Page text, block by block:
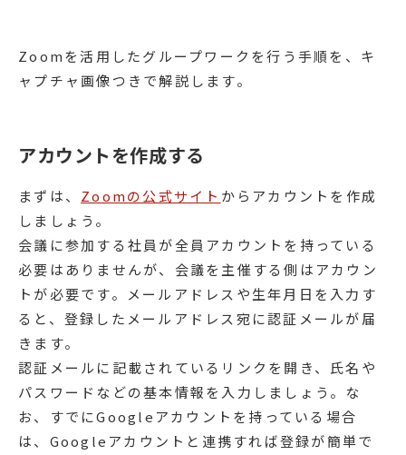
Zoomを活用したグループワークを行う手順を、キ
ャプチャ画像つきで解説します。
アカウントを作成する
まずは、 Zoomの公式サイト からアカウントを作成
しましょう。
会議に参加する社員が全員アカウントを持っている
必要はありませんが、会議を主催する側はアカウン
トが必要です。メールアドレスや生年月日を入力す
ると、登録したメールアドレス宛に認証メールが届
きます。
認証メールに記載されているリンクを開き、氏名や
パスワードなどの基本情報を入力しましょう。な
お、すでにGoogleアカウントを持っている場合
は、Googleアカウントと連携すれば登録が簡単で